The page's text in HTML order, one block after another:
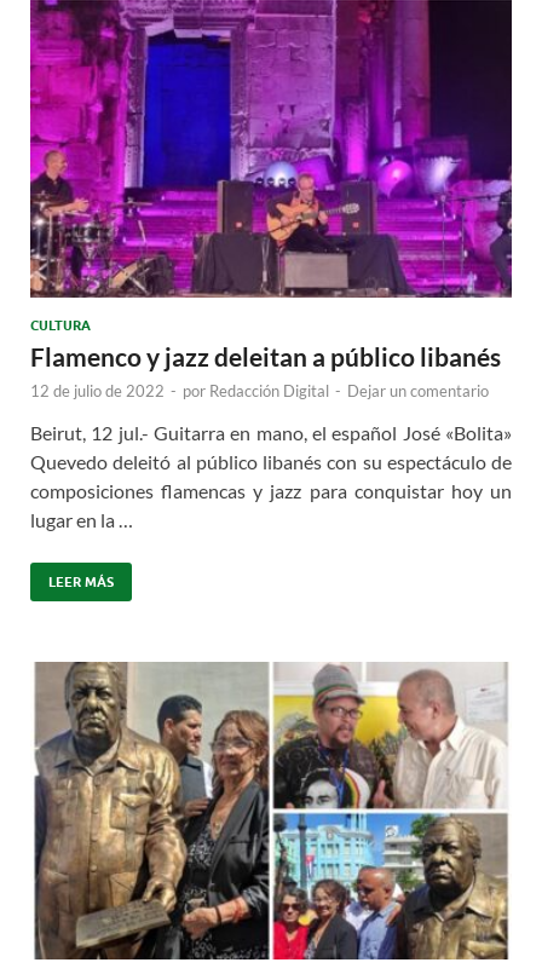
CULTURA
Flamenco y jazz deleitan a público libanés
12 de julio de 2022 - por Redacción Digital - Dejar un comentario
Beirut, 12 jul.- Guitarra en mano, el español José «Bolita»
Quevedo deleitó al público libanés con su espectáculo de
composiciones flamencas y jazz para conquistar hoy un
lugar en la …
LEER MÁS